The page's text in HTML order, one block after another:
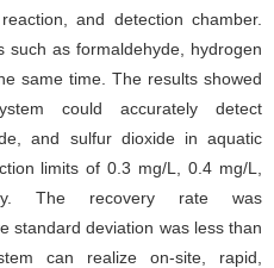
and detection chamber.
such as formaldehyde, hydrogen
same time. The results showed
could accurately detect
and sulfur dioxide in aquatic
limits of 0.3 mg/L, 0.4 mg/L,
The recovery rate was
standard deviation was less than
can realize on-site, rapid,